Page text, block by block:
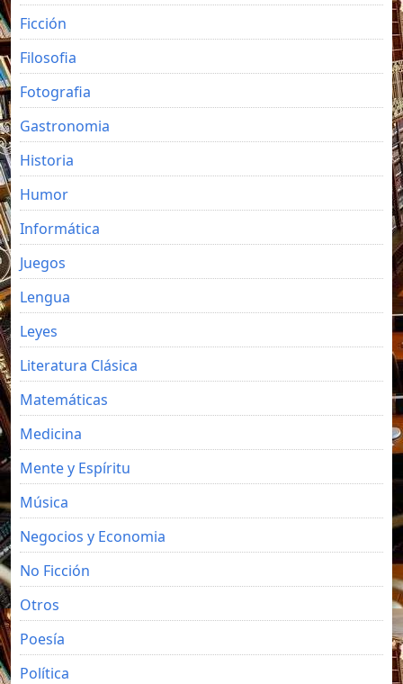
Ficción
Filosofia
Fotografia
Gastronomia
Historia
Humor
Informática
Juegos
Lengua
Leyes
Literatura Clásica
Matemáticas
Medicina
Mente y Espíritu
Música
Negocios y Economia
No Ficción
Otros
Poesía
Política